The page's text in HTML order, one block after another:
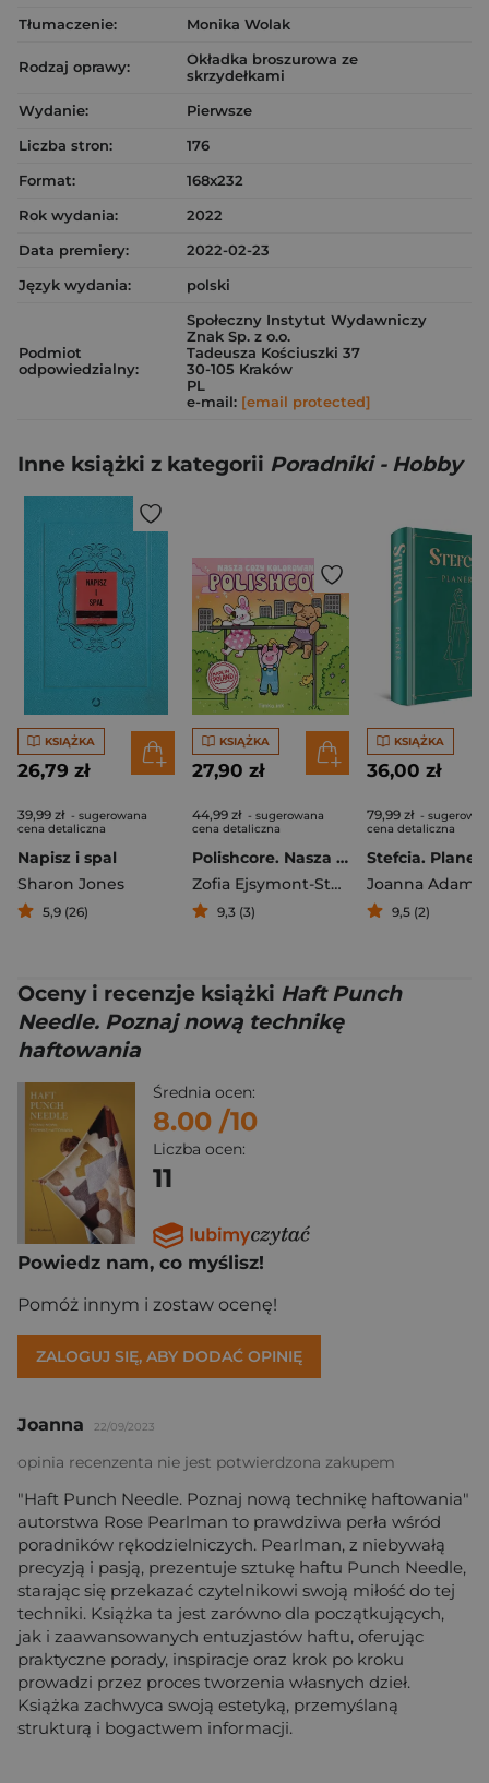
Tłumaczenie: Monika Wolak
Rodzaj oprawy:
Okładka broszurowa ze
skrzydełkami
Wydanie:
Pierwsze
Liczba stron:
176
Format:
168x232
Rok wydania:
2022
Data premiery:
2022-02-23
Język wydania:
polski
Podmiot
odpowiedzialny:
Społeczny Instytut Wydawniczy
Znak Sp. z o.o.
Tadeusza Kościuszki 37
30-105 Kraków
PL
e-mail: [email protected]
Inne książki z kategorii Poradniki - Hobby
KSIĄŻKA
26,79 zł
39,99 zł - sugerowana
cena detaliczna
Napisz i spal
Sharon Jones
5,9 (26)
KSIĄŻKA
27,90 zł
44,99 zł - sugerowana
cena detaliczna
Polishcore. Nasza cozy kolorowanka
Zofia Ejsymont-Stępniak „Timka.ink”
9,3 (3)
KSIĄŻKA
36,00 zł
79,99 zł -
cena detaliczna
Stefcia. Planer
Joanna
9,5 (2)
Oceny i recenzje książki Haft Punch
Needle. Poznaj nową technikę
haftowania
Średnia ocen:
8.00 /10
Liczba ocen:
11
Powiedz nam, co myślisz!
Pomóż innym i zostaw ocenę!
ZALOGUJ SIĘ, ABY DODAĆ OPINIĘ
Joanna 22/09/2023
opinia recenzenta nie jest potwierdzona zakupem
"Haft Punch Needle. Poznaj nową technikę haftowania"
autorstwa Rose Pearlman to prawdziwa perła wśród
poradników rękodzielniczych. Pearlman, z niebywałą
precyzją i pasją, prezentuje sztukę haftu Punch Needle,
starając się przekazać czytelnikowi swoją miłość do tej
techniki. Książka ta jest zarówno dla początkujących,
jak i zaawansowanych entuzjastów haftu, oferując
praktyczne porady, inspiracje oraz krok po kroku
prowadzi przez proces tworzenia własnych dzieł.
Książka zachwyca swoją estetyką, przemyślaną
strukturą i bogactwem informacji.